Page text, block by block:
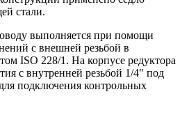
стали.
выполняется при помощи
с внешней резьбой в
ISO 228/1. На корпусе редуктора
с внутренней резьбой 1/4" под
подключения контрольных